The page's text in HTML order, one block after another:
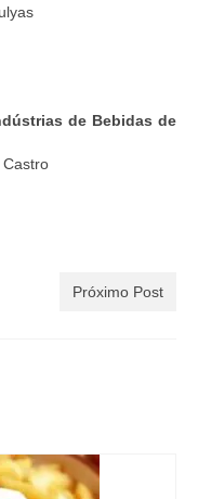
de Bebidas de
Próximo Post